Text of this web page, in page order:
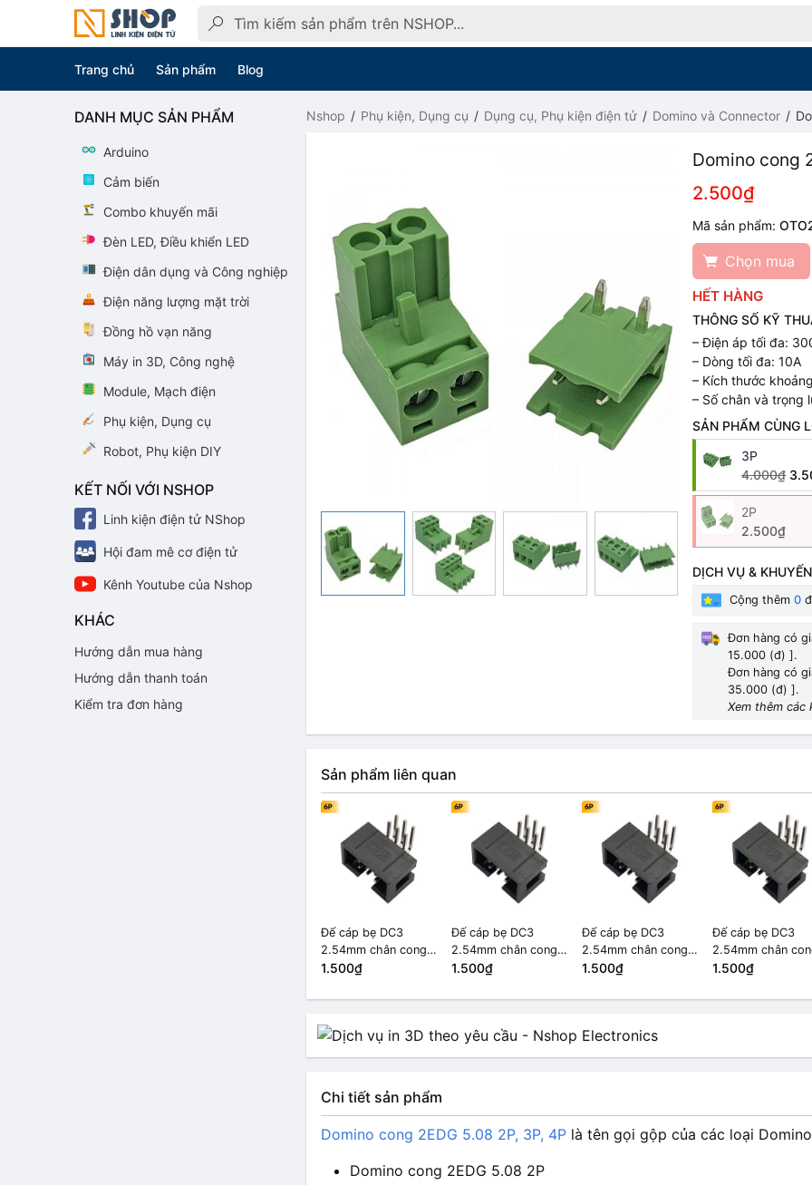
Trang chủ Sản phẩm Blog
Nshop Phụ kiện, Dụng cụ Dụng cụ, Phụ kiện điện tử Domino và Connector
Domino cong
2.500₫
Mã sản phẩm:
Chọn mua
HẾT HÀNG
THÔNG SỐ KỸ
– Điện áp tối đa:
– Dòng tối đa: 10A
– Kích thước
– Số chân và trọng
SẢN PHẨM CÙNG
3P
4.000₫
2P
2.500₫
DỊCH VỤ &
Cộng thêm0
Đơn hàng có
15.000 (đ) ].
Đơn hàng có
35.000 (đ) ].
Xem thêm các
Sản phẩm liên quan
Đế cáp bẹ DC3
2.54mm chân cong
6P
1.500₫
Đế cáp bẹ DC3
2.54mm chân cong
6P
1.500₫
Đế cáp bẹ DC3
2.54mm chân cong
6P
1.500₫
Đế cáp bẹ DC3
2.54mm chân
6P
1.500₫
Chi tiết sản phẩm
Domino cong 2EDG 5.08 2P, 3P, 4P là tên gọi gộp của các loại
Domino cong 2EDG 5.08 2P
DANH MỤC SẢN PHẨM
Arduino
Cảm biến
Combo khuyến mãi
Đèn LED, Điều khiển LED
Điện dân dụng và Công nghiệp
Điện năng lượng mặt trời
Đồng hồ vạn năng
Máy in 3D, Công nghệ
Module, Mạch điện
Phụ kiện, Dụng cụ
Robot, Phụ kiện DIY
KẾT NỐI VỚI NSHOP
Linh kiện điện tử NShop
Hội đam mê cơ điện tử
Kênh Youtube của Nshop
KHÁC
Hướng dẫn mua hàng
Hướng dẫn thanh toán
Kiểm tra đơn hàng